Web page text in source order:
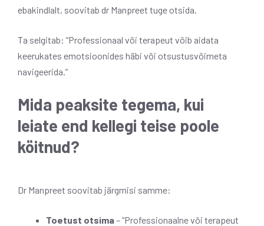
ebakindlalt, soovitab dr Manpreet tuge otsida.
Ta selgitab: “Professionaal või terapeut võib aidata
keerukates emotsioonides häbi või otsustusvõimeta
navigeerida.”
Mida peaksite tegema, kui
leiate end kellegi teise poole
köitnud?
Dr Manpreet soovitab järgmisi samme:
Toetust otsima– “Professionaalne või terapeut